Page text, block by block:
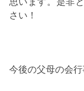
さい！
今後の父母の会